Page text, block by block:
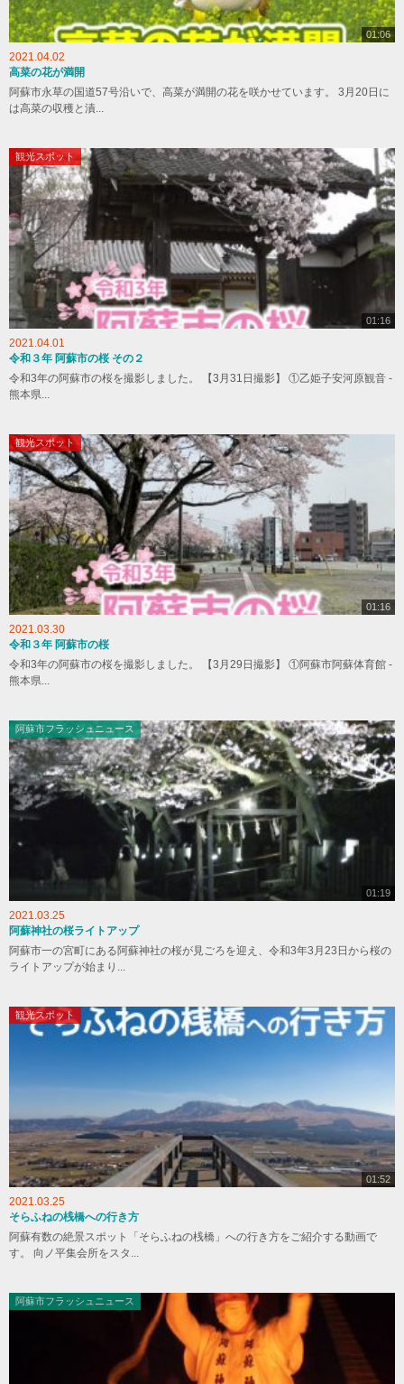
01:06
2021.04.02
高菜の花が満開
阿蘇市永草の国道57号沿いで、高菜が満開の花を咲かせています。 3月20日に
は高菜の収穫と漬...
観光スポット
01:16
2021.04.01
令和３年 阿蘇市の桜 その２
令和3年の阿蘇市の桜を撮影しました。 【3月31日撮影】 ①乙姫子安河原観音 -
熊本県...
観光スポット
01:16
2021.03.30
令和３年 阿蘇市の桜
令和3年の阿蘇市の桜を撮影しました。 【3月29日撮影】 ①阿蘇市阿蘇体育館 -
熊本県...
阿蘇市フラッシュニュース
01:19
2021.03.25
阿蘇神社の桜ライトアップ
阿蘇市一の宮町にある阿蘇神社の桜が見ごろを迎え、令和3年3月23日から桜の
ライトアップが始まり...
観光スポット
01:52
2021.03.25
そらふねの桟橋への行き方
阿蘇有数の絶景スポット「そらふねの桟橋」への行き方をご紹介する動画で
す。 向ノ平集会所をスタ...
阿蘇市フラッシュニュース